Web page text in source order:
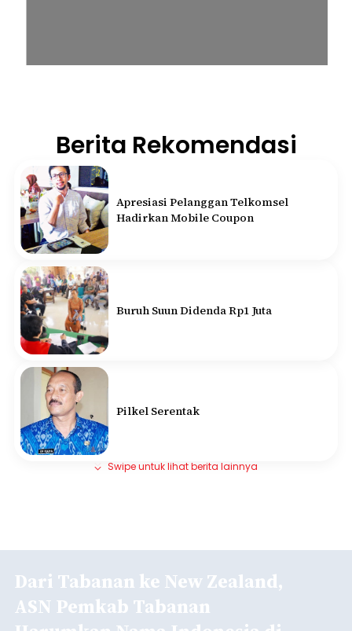
Berita Rekomendasi
Apresiasi Pelanggan Telkomsel
Hadirkan Mobile Coupon
Buruh Suun Didenda Rp1 Juta
Pilkel Serentak
Swipe untuk lihat berita lainnya
Dari Tabanan ke New Zealand,
ASN Pemkab Tabanan